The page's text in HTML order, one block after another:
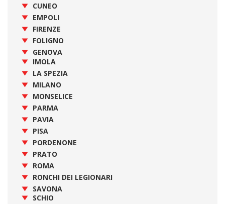
CUNEO
EMPOLI
FIRENZE
FOLIGNO
GENOVA
IMOLA
LA SPEZIA
MILANO
MONSELICE
PARMA
PAVIA
PISA
PORDENONE
PRATO
ROMA
RONCHI DEI LEGIONARI
SAVONA
SCHIO